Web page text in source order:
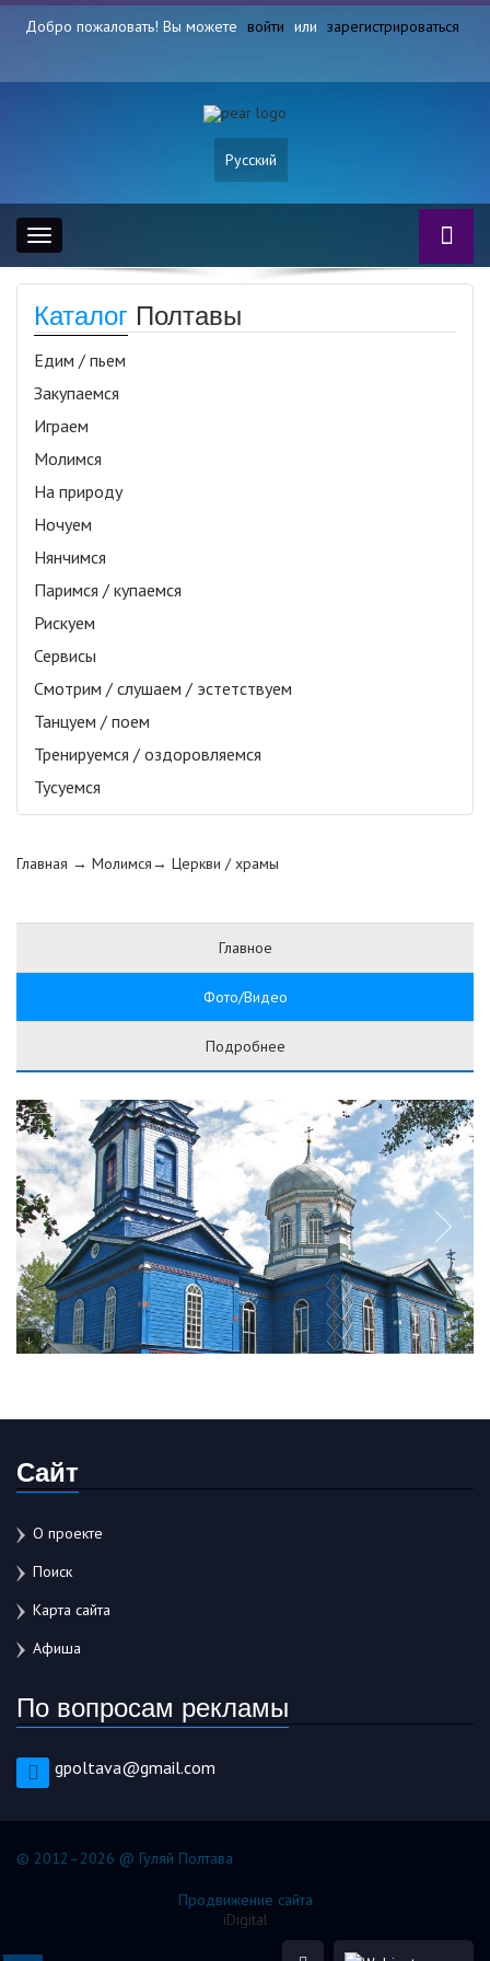
Добро пожаловать! Вы можете войти или зарегистрироваться
Русский
Toggle
navigation
Каталог Полтавы
Едим / пьем
Закупаемся
Играем
Молимся
На природу
Ночуем
Нянчимся
Паримся / купаемся
Рискуем
Сервисы
Смотрим / слушаем / эстетствуем
Танцуем / поем
Тренируемся / оздоровляемся
Тусуемся
Главная → Молимся→ Церкви / храмы
Главное
Фото/Видео
Подробнее
Сайт
О проекте
Поиск
Карта сайта
Афиша
По вопросам рекламы
gpoltava@gmail.com
© 2012–2026 @ Гуляй Полтава
Продвижение сайта
iDigital